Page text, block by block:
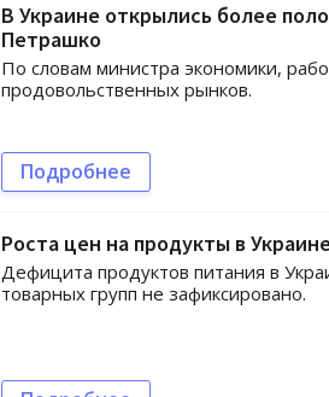
В Украине открылись более
Петрашко
По словам министра экономики,
продовольственных рынков.
Подробнее
Роста цен на продукты в
Дефицита продуктов питания в
товарных групп не зафиксировано.